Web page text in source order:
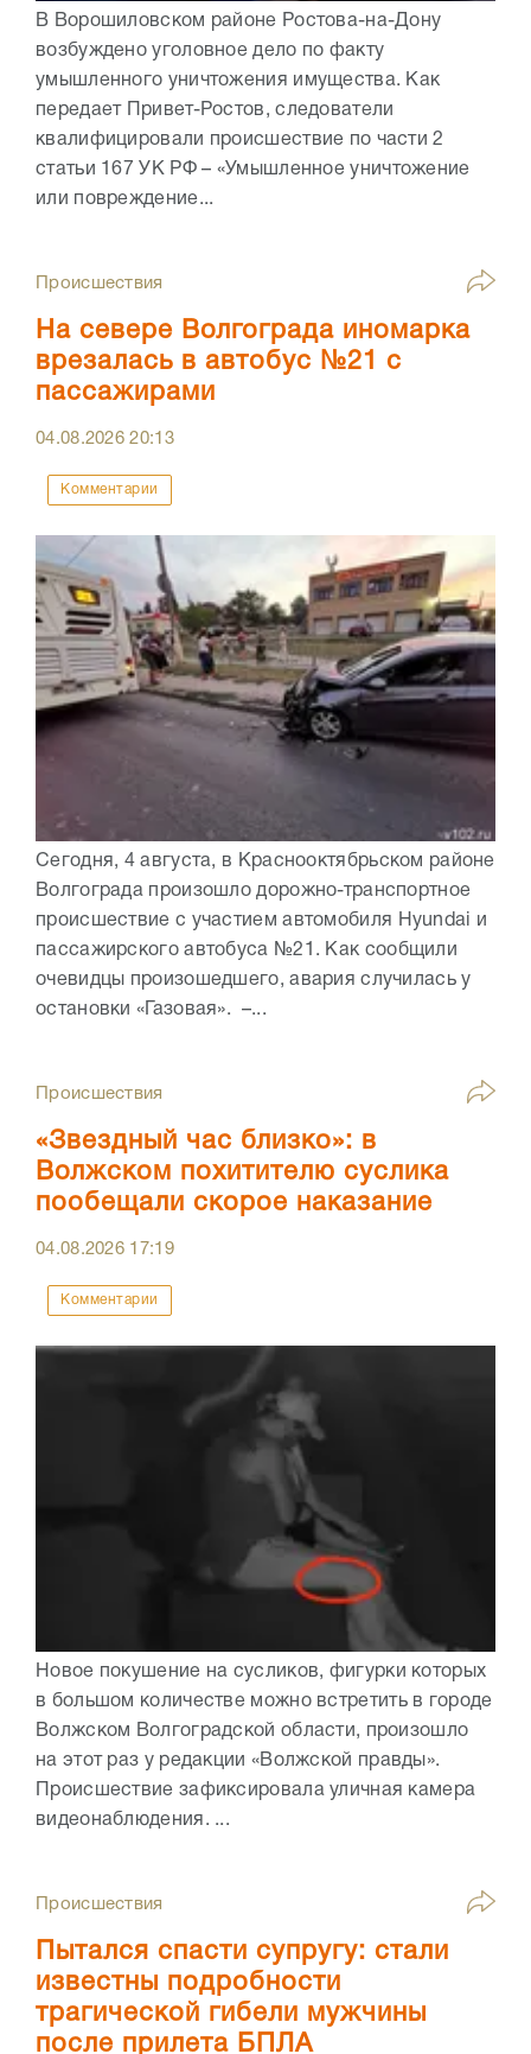
В Ворошиловском районе Ростова-на-Дону
возбуждено уголовное дело по факту
умышленного уничтожения имущества. Как
передает Привет-Ростов, следователи
квалифицировали происшествие по части 2
статьи 167 УК РФ – «Умышленное уничтожение
или повреждение...
Происшествия
На севере Волгограда иномарка
врезалась в автобус №21 с
пассажирами
04.08.202620:13
Комментарии
Сегодня, 4 августа, в Краснооктябрьском районе
Волгограда произошло дорожно-транспортное
происшествие с участием автомобиля Hyundai и
пассажирского автобуса №21. Как сообщили
очевидцы произошедшего, авария случилась у
остановки «Газовая». –...
Происшествия
«Звездный час близко»: в
Волжском похитителю суслика
пообещали скорое наказание
04.08.2026 17:19
Комментарии
Новое покушение на сусликов, фигурки которых
в большом количестве можно встретить в городе
Волжском Волгоградской области, произошло
на этот раз у редакции «Волжской правды».
Происшествие зафиксировала уличная камера
видеонаблюдения. ...
Происшествия
Пытался спасти супругу: стали
известны подробности
трагической гибели мужчины
после прилета БПЛА